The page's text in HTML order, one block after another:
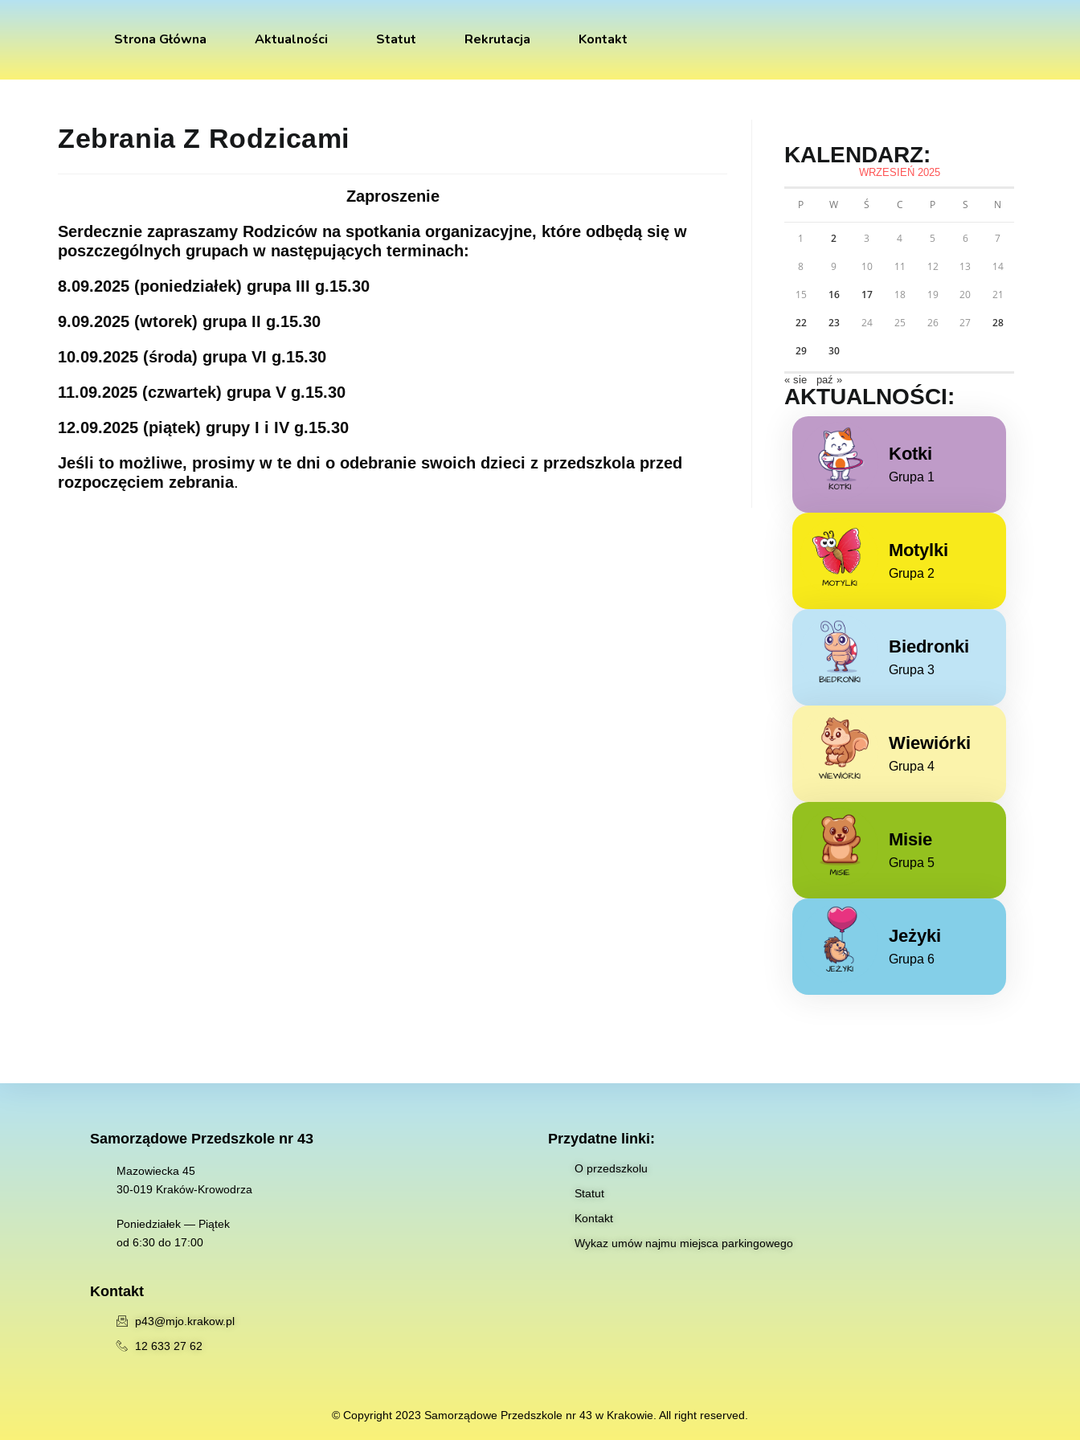
Strona Główna Aktualności Statut Rekrutacja Kontakt
Zebrania Z Rodzicami
Zaproszenie
Serdecznie zapraszamy Rodziców na spotkania organizacyjne, które odbędą się w
poszczególnych grupach w następujących terminach:
8.09.2025 (poniedziałek) grupa III g.15.30
9.09.2025 (wtorek) grupa II g.15.30
10.09.2025 (środa) grupa VI g.15.30
11.09.2025 (czwartek) grupa V g.15.30
12.09.2025 (piątek) grupy I i IV g.15.30
Jeśli to możliwe, prosimy w te dni o odebranie swoich dzieci z przedszkola przed
rozpoczęciem zebrania.
KALENDARZ:
WRZESIEŃ 2025
P W Ś C P S N
1 2 3 4 5 6 7
8 9 10 11 12 13 14
15 16 17 18 19 20 21
22 23 24 25 26 27 28
29 30
« sie paź »
AKTUALNOŚCI:
Kotki
Grupa 1
Motylki
Grupa 2
Biedronki
Grupa 3
Wiewiórki
Grupa 4
Misie
Grupa 5
Jeżyki
Grupa 6
Samorządowe Przedszkole nr 43
Mazowiecka 45
30-019 Kraków-Krowodrza
Poniedziałek — Piątek
od 6:30 do 17:00
Kontakt
p43@mjo.krakow.pl
12 633 27 62
Przydatne linki:
O przedszkolu
Statut
Kontakt
Wykaz umów najmu miejsca parkingowego
© Copyright 2023 Samorządowe Przedszkole nr 43 w Krakowie. All right reserved.